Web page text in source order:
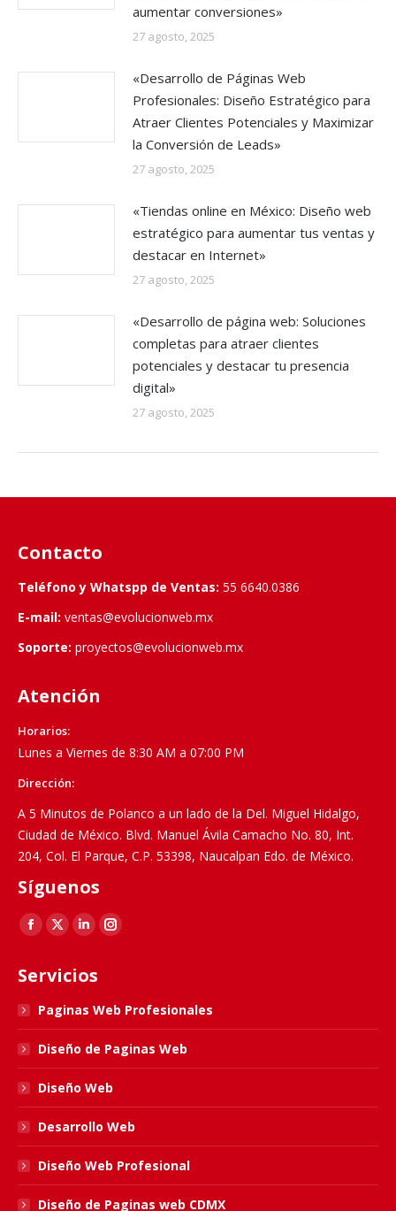
aumentar conversiones»
27 agosto, 2025
«Desarrollo de Páginas Web
Profesionales: Diseño Estratégico para
Atraer Clientes Potenciales y Maximizar
la Conversión de Leads»
27 agosto, 2025
«Tiendas online en México: Diseño web
estratégico para aumentar tus ventas y
destacar en Internet»
27 agosto, 2025
«Desarrollo de página web: Soluciones
completas para atraer clientes
potenciales y destacar tu presencia
digital»
27 agosto, 2025
Contacto
Teléfono y Whatspp de Ventas: 55 6640.0386
E-mail: ventas@evolucionweb.mx
Soporte: proyectos@evolucionweb.mx
Atención
Horarios:
Lunes a Viernes de 8:30 AM a 07:00 PM
Dirección:
A 5 Minutos de Polanco a un lado de la Del. Miguel Hidalgo,
Ciudad de México. Blvd. Manuel Ávila Camacho No. 80, Int.
204, Col. El Parque, C.P. 53398, Naucalpan Edo. de México.
Síguenos
Find us on:
Facebook
opens
in
new
window
X
opens
in
new
window
Linkedin
opens
new
window
Instagram
in
new
window
Servicios
Paginas Web Profesionales
Diseño de Paginas Web
Diseño Web
Desarrollo Web
Diseño Web Profesional
Diseño de Paginas web CDMX